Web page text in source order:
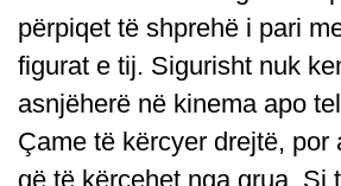
përpiqet të shprehë i pari
figurat e tij. Sigurisht nuk
asnjëherë në kinema apo
Çame të kërcyer drejtë, por
që të kërcehet nga grua. Si